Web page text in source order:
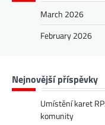
March 2026
February 2026
Nejnovější příspěvky
Umístění karet
komunity